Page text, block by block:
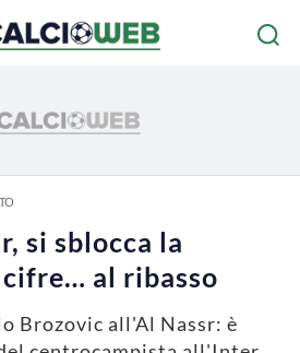
si sblocca la
al ribasso
Brozovic all'Al Nassr: è